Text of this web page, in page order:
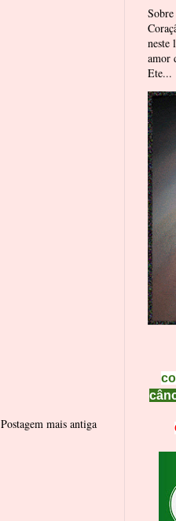
Postagem mais antiga
neste
amor
Ete...